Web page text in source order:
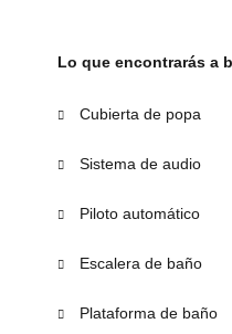
Lo que encontrarás a
Cubierta de popa
Sistema de audio
Piloto automático
Escalera de baño
Plataforma de baño